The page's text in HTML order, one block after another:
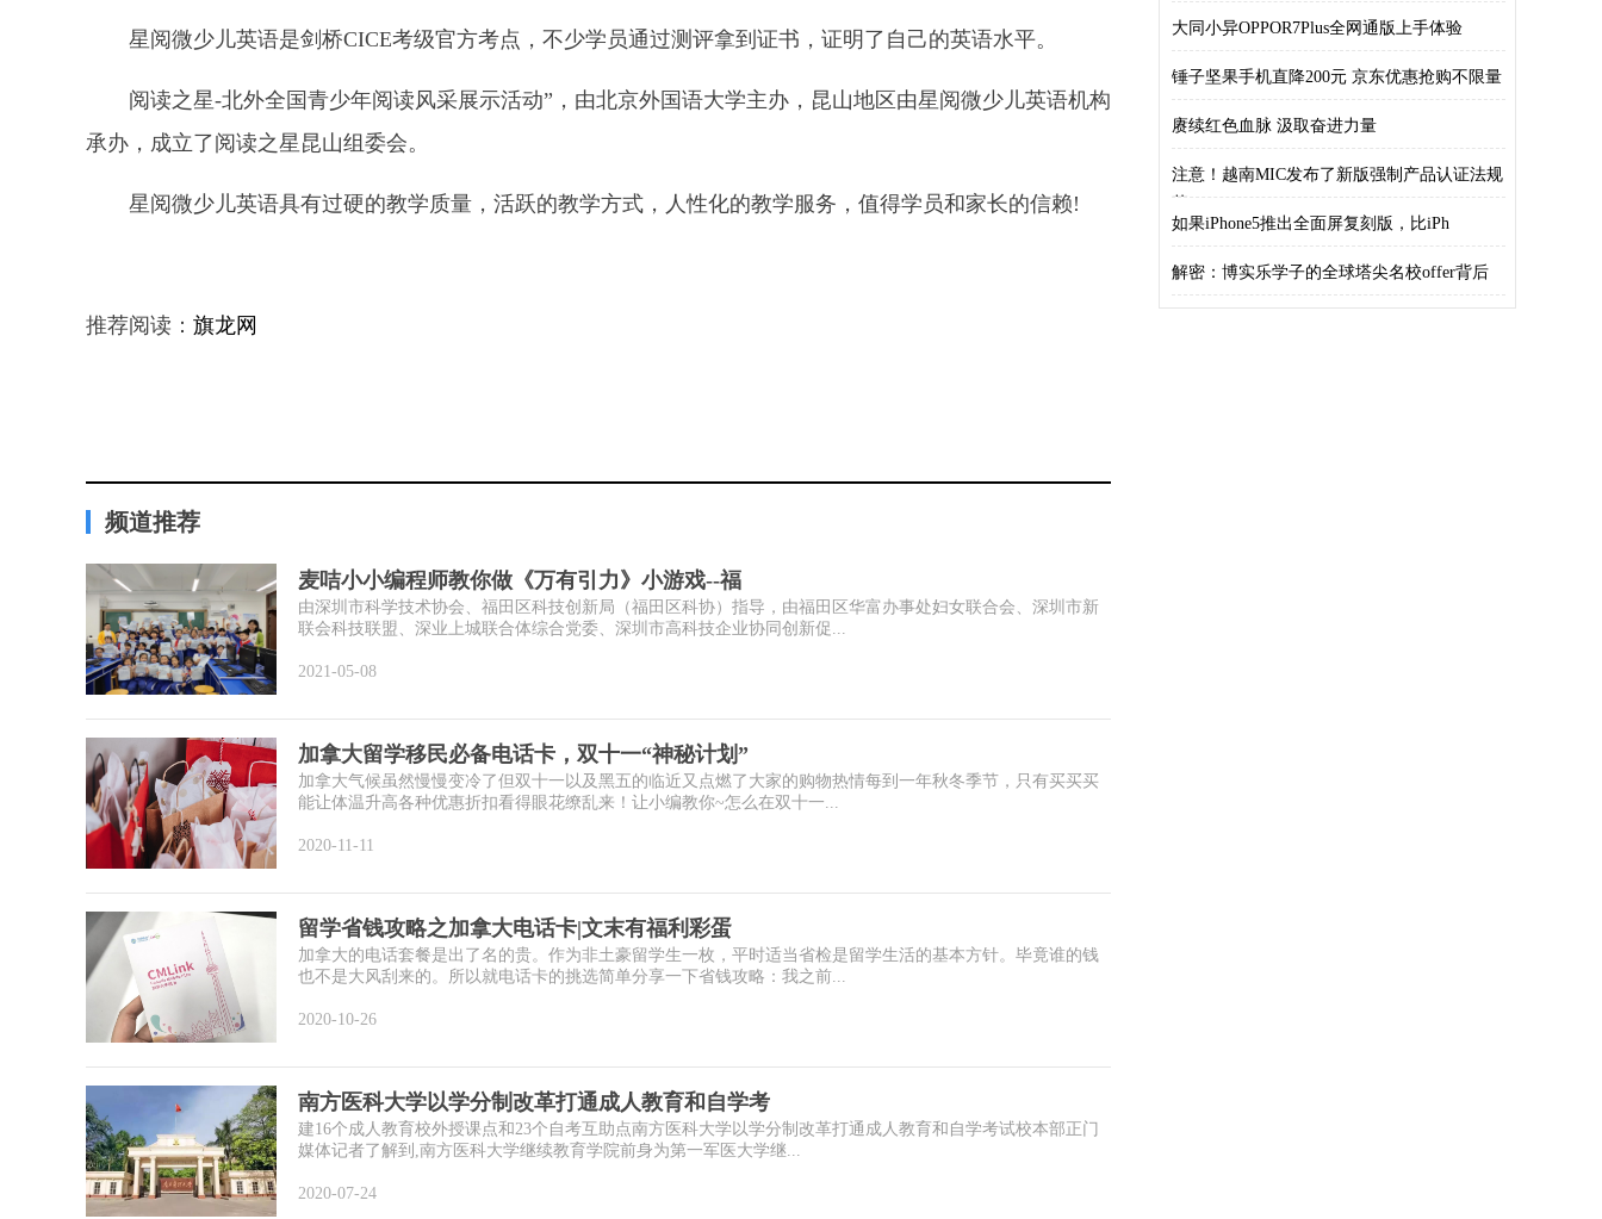
星阅微少儿英语是剑桥CICE考级官方考点，不少学员通过测评拿到证书，证明了自己的英语水平。
阅读之星-北外全国青少年阅读风采展示活动”，由北京外国语大学主办，昆山地区由星阅微少儿英语机构
承办，成立了阅读之星昆山组委会。
星阅微少儿英语具有过硬的教学质量，活跃的教学方式，人性化的教学服务，值得学员和家长的信赖!
推荐阅读： 旗龙网
频道推荐
麦咭小小编程师教你做《万有引力》小游戏--福
由深圳市科学技术协会、福田区科技创新局（福田区科协）指导，由福田区华富办事处妇女联合会、深圳市新
联会科技联盟、深业上城联合体综合党委、深圳市高科技企业协同创新促...
2021-05-08
加拿大留学移民必备电话卡，双十一“神秘计划”
加拿大气候虽然慢慢变冷了但双十一以及黑五的临近又点燃了大家的购物热情每到一年秋冬季节，只有买买买
能让体温升高各种优惠折扣看得眼花缭乱来！让小编教你~怎么在双十一...
2020-11-11
留学省钱攻略之加拿大电话卡|文末有福利彩蛋
加拿大的电话套餐是出了名的贵。作为非土豪留学生一枚，平时适当省检是留学生活的基本方针。毕竟谁的钱
也不是大风刮来的。所以就电话卡的挑选简单分享一下省钱攻略：我之前...
2020-10-26
南方医科大学以学分制改革打通成人教育和自学考
建16个成人教育校外授课点和23个自考互助点南方医科大学以学分制改革打通成人教育和自学考试校本部正门
媒体记者了解到,南方医科大学继续教育学院前身为第一军医大学继...
2020-07-24
大同小异OPPOR7Plus全网通版上手体验
锤子坚果手机直降200元 京东优惠抢购不限量
赓续红色血脉 汲取奋进力量
注意！越南MIC发布了新版强制产品认证法规
草
如果iPhone5推出全面屏复刻版，比iPh
解密：博实乐学子的全球塔尖名校offer背后